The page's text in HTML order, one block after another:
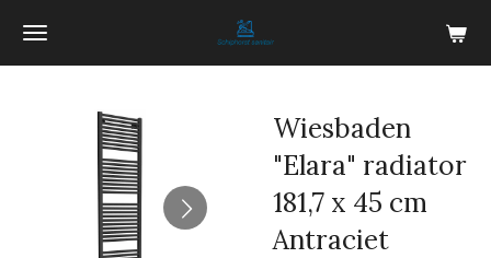
Ga
hoofdinhoud
Wiesbaden
"Elara" radiator
181,7 x 45 cm
Antraciet